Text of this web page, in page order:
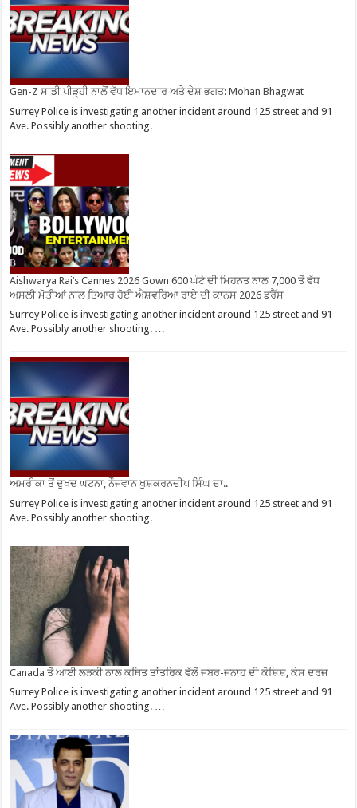
Gen-Z ਸਾਡੀ ਪੀੜ੍ਹੀ ਨਾਲੋਂ ਵੱਧ ਇਮਾਨਦਾਰ ਅਤੇ ਦੇਸ਼ ਭਗਤ: Mohan Bhagwat
Surrey Police is investigating another incident around 125 street and 91
Ave. Possibly another shooting. …
Aishwarya Rai’s Cannes 2026 Gown 600 ਘੰਟੇ ਦੀ ਮਿਹਨਤ ਨਾਲ 7,000 ਤੋਂ ਵੱਧ
ਅਸਲੀ ਮੋਤੀਆਂ ਨਾਲ ਤਿਆਰ ਹੋਈ ਐਸ਼ਵਰਿਆ ਰਾਏ ਦੀ ਕਾਨਸ 2026 ਡਰੈੱਸ
Surrey Police is investigating another incident around 125 street and 91
Ave. Possibly another shooting. …
ਅਮਰੀਕਾ ਤੋਂ ਦੁਖਦ ਘਟਨਾ, ਨੌਜਵਾਨ ਖੁਸ਼ਕਰਨਦੀਪ ਸਿੰਘ ਦਾ..
Surrey Police is investigating another incident around 125 street and 91
Ave. Possibly another shooting. …
Canada ਤੋਂ ਆਈ ਲੜਕੀ ਨਾਲ ਕਥਿਤ ਤਾਂਤਰਿਕ ਵੱਲੋਂ ਜਬਰ-ਜਨਾਹ ਦੀ ਕੋਸ਼ਿਸ਼, ਕੇਸ ਦਰਜ
Surrey Police is investigating another incident around 125 street and 91
Ave. Possibly another shooting. …